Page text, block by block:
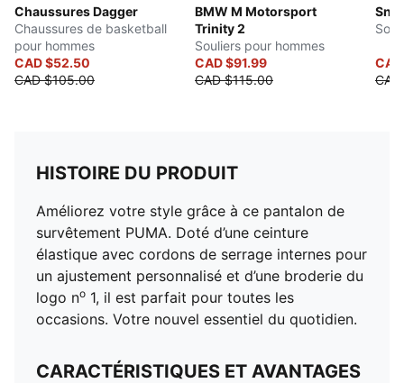
Chaussures Dagger
Chaussures de basketball
pour hommes
CAD $52.50
CAD $105.00
BMW M Motorsport
Trinity 2
Souliers pour hommes
CAD $91.99
CAD $115.00
HISTOIRE DU PRODUIT
Améliorez votre style grâce à ce pantalon de
survêtement PUMA. Doté d’une ceinture
élastique avec cordons de serrage internes pour
un ajustement personnalisé et d’une broderie du
logo no 1, il est parfait pour toutes les
occasions. Votre nouvel essentiel du quotidien.
CARACTÉRISTIQUES ET AVANTAGES